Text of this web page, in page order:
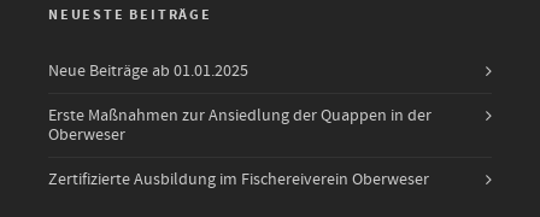
NEUESTE BEITRÄGE
Neue Beiträge ab 01.01.2025
Erste Maßnahmen zur Ansiedlung der Quappen in der
Oberweser
Zertifizierte Ausbildung im Fischereiverein Oberweser